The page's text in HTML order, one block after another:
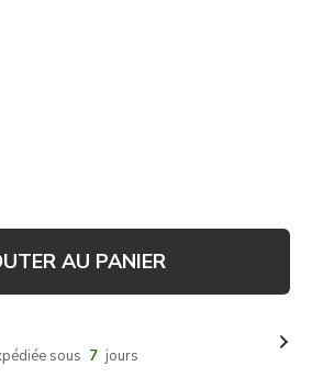
AU PANIER
sous 7 jours